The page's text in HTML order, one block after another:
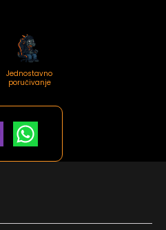
Jednostavno
poručivanje